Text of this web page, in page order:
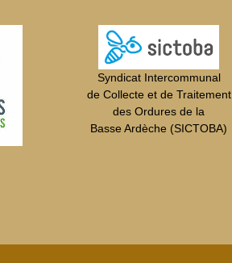
Syndicat Intercommunal
de Collecte et de Traitement
des Ordures de la
Basse Ardèche (SICTOBA)